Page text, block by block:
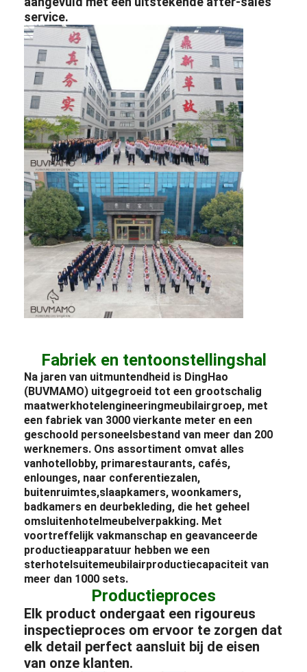
service.
Fabriek en tentoonstellingshal
Na jaren van uitmuntendheid is DingHao
(BUVMAMO) uitgegroeid tot een grootschalig
maatwerkhotelengineeringmeubilairgroep, met
een fabriek van 3000 vierkante meter en een
geschoold personeelsbestand van meer dan 200
werknemers. Ons assortiment omvat alles
vanhotellobby, primarestaurants, cafés,
enlounges, naar conferentiezalen,
buitenruimtes,slaapkamers, woonkamers,
badkamers en deurbekleding, die het geheel
omsluitenhotelmeubelverpakking. Met
voortreffelijk vakmanschap en geavanceerde
productieapparatuur hebben we een
sterhotelsuitemeubilairproductiecapaciteit van
meer dan 1000 sets.
Productieproces
Elk product ondergaat een rigoureus
inspectieproces om ervoor te zorgen dat
elk detail perfect aansluit bij de eisen
van onze klanten.